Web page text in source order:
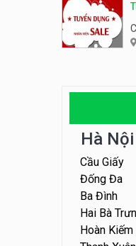
Hà Nội
Cầu Giấy
Đống Đa
Ba Đình
Hai Bà
Hoàn Kiếm